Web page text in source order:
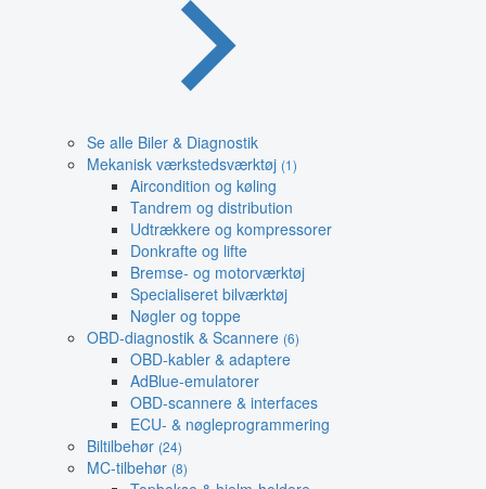
Se alle Biler & Diagnostik
Mekanisk værkstedsværktøj (1)
Aircondition og køling
Tandrem og distribution
Udtrækkere og kompressorer
Donkrafte og lifte
Bremse- og motorværktøj
Specialiseret bilværktøj
Nøgler og toppe
OBD-diagnostik & Scannere (6)
OBD-kabler & adaptere
AdBlue-emulatorer
OBD-scannere & interfaces
ECU- & nøgleprogrammering
Biltilbehør (24)
MC-tilbehør (8)